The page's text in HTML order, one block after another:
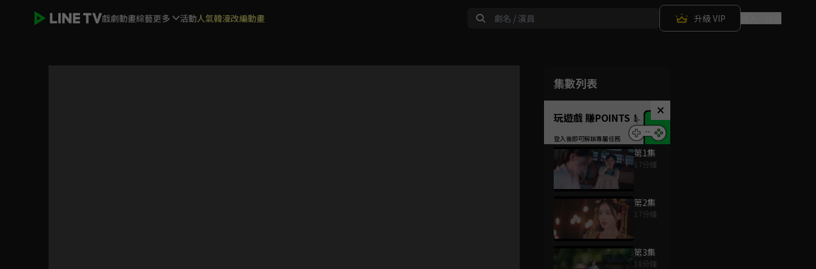
戲劇動畫綜藝更多 活動人氣韓漫改編動畫 升級 VIP
集數列表
玩遊戲 賺POINTS！
第1集
17分鐘
第2集
17分鐘
第3集
18分鐘